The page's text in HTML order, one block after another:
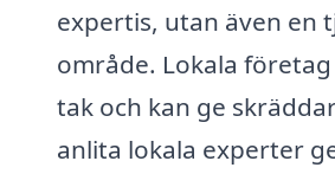
expertis, utan även en
område. Lokala
tak och kan ge
anlita lokala experter